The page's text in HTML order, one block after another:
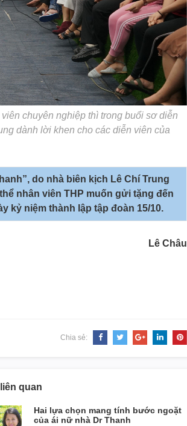
chuyên nghiệp thì trong buổi sơ diễn
dành lời khen cho các diễn viên của
do nhà biên kịch Lê Chí Trung
nhân viên THP muốn gửi tặng đến
kỷ niệm thành lập tập đoàn 15/10.
Lê Châu
Chia sẻ:
quan
Hai lựa chọn mang tính bước ngoặt
của ái nữ nhà Dr Thanh